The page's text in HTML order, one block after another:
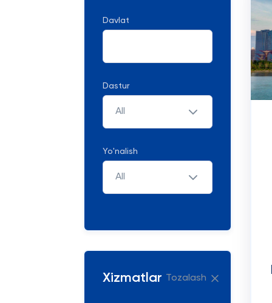
Davlat
Dastur
All
Yo'nalish
All
Xizmatlar Tozalash